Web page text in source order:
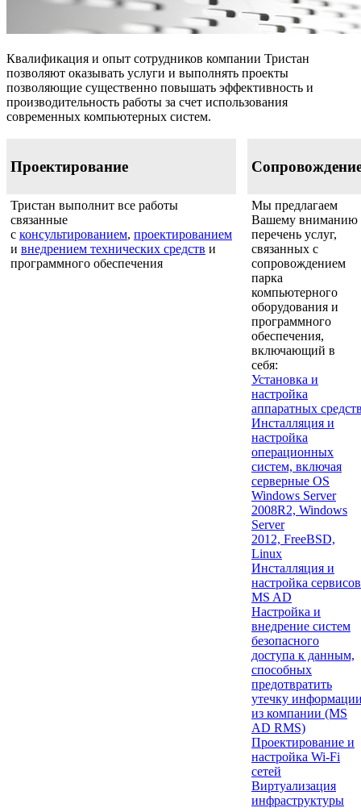
Квалификация и опыт сотрудников компании Тристан
позволяют оказывать услуги и выполнять проекты
позволяющие существенно повышать эффективность и
производительность работы за счет использования
современных компьютерных систем.
Проектирование
Тристан выполнит все работы
связанные
с консультированием, проектированием
и внедрением технических средств и
программного обеспечения
Мы предлагаем
Вашему вниманию
перечень услуг,
связанных с
сопровождением
парка
компьютерного
оборудования и
программного
обеспечения,
включающий в
себя:
Установка и
настройка
аппаратных
Инсталляция и
настройка
операционных
систем, включая
серверные OS
Windows Server
2008R2, Windows
Server
2012, FreeBSD,
Linux
Инсталляция и
настройка сервисов
MS AD
Настройка и
внедрение систем
безопасного
доступа к данным,
способных
предотвратить
утечку
из компании (MS
AD RMS)
Проектирование и
настройка Wi-Fi
сетей
Виртуализация
инфраструктуры